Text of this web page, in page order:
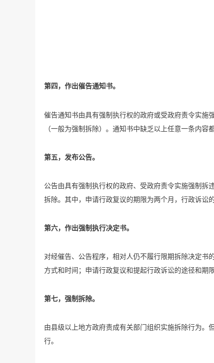
第四，作出催告通知书。
催告通知书由具有强制执行权的政府或受政府责令实施
（一般为强制拆除）。通知书中缺乏以上任意一条内容
第五，发布公告。
公告由具有强制执行权的政府、受政府责令实施强制拆
拆除。其中，申请行政复议的期限为两个月，行政诉讼
第六，作出强制执行决定书。
对经催告、公告程序，相对人仍不履行限期拆除决定书
方式和时间；申请行政复议和提起行政诉讼的途径和期
第七，强制拆除。
由县级以上地方政府责成有关部门组织实施拆除行为。
行。